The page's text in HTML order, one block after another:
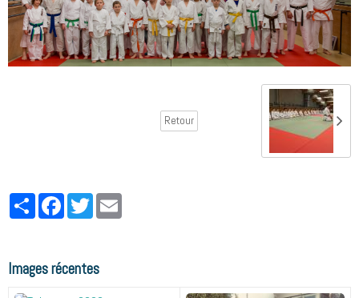
Retour
PartagerFacebookTwitter
Images récentes